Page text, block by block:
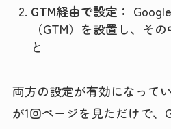
GTM経由で設定：
（GTM）を設置し、そ
と
両方の設定が有効になって
が1回ページを見ただけで